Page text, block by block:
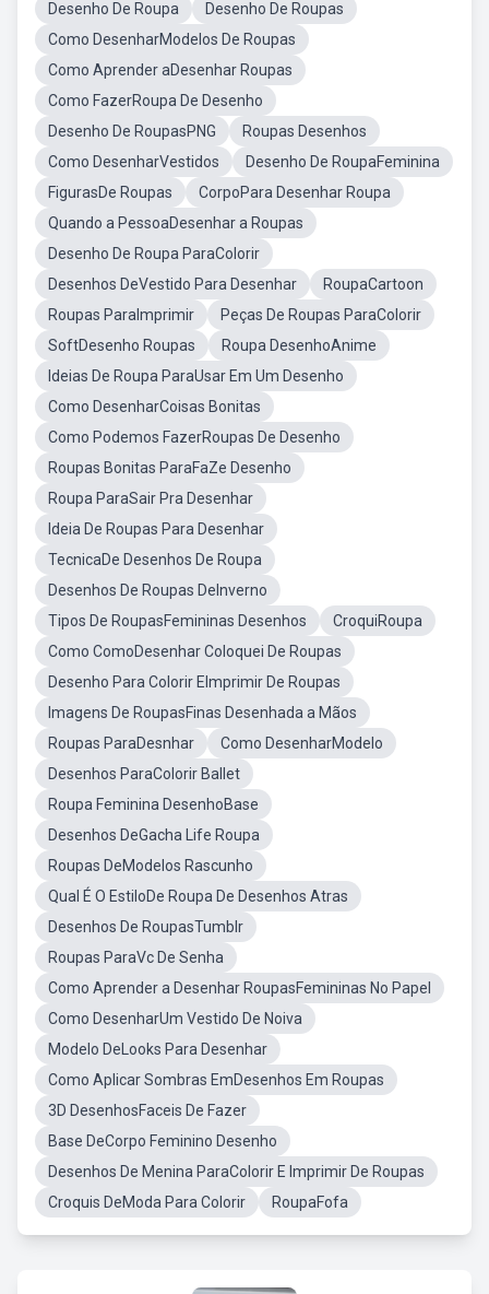
Desenho De Roupa
Desenho De Roupas
Como DesenharModelos De Roupas
Como Aprender aDesenhar Roupas
Como FazerRoupa De Desenho
Desenho De RoupasPNG
Roupas Desenhos
Como DesenharVestidos
Desenho De RoupaFeminina
FigurasDe Roupas
CorpoPara Desenhar Roupa
Quando a PessoaDesenhar a Roupas
Desenho De Roupa ParaColorir
Desenhos DeVestido Para Desenhar
RoupaCartoon
Roupas ParaImprimir
Peças De Roupas ParaColorir
SoftDesenho Roupas
Roupa DesenhoAnime
Ideias De Roupa ParaUsar Em Um Desenho
Como DesenharCoisas Bonitas
Como Podemos FazerRoupas De Desenho
Roupas Bonitas ParaFaZe Desenho
Roupa ParaSair Pra Desenhar
Ideia De Roupas Para Desenhar
TecnicaDe Desenhos De Roupa
Desenhos De Roupas DeInverno
Tipos De RoupasFemininas Desenhos
CroquiRoupa
Como ComoDesenhar Coloquei De Roupas
Desenho Para Colorir EImprimir De Roupas
Imagens De RoupasFinas Desenhada a Mãos
Roupas ParaDesnhar
Como DesenharModelo
Desenhos ParaColorir Ballet
Roupa Feminina DesenhoBase
Desenhos DeGacha Life Roupa
Roupas DeModelos Rascunho
Qual É O EstiloDe Roupa De Desenhos Atras
Desenhos De RoupasTumblr
Roupas ParaVc De Senha
Como Aprender a Desenhar RoupasFemininas No Papel
Como DesenharUm Vestido De Noiva
Modelo DeLooks Para Desenhar
Como Aplicar Sombras EmDesenhos Em Roupas
3D DesenhosFaceis De Fazer
Base DeCorpo Feminino Desenho
Desenhos De Menina ParaColorir E Imprimir De Roupas
Croquis DeModa Para Colorir
RoupaFofa